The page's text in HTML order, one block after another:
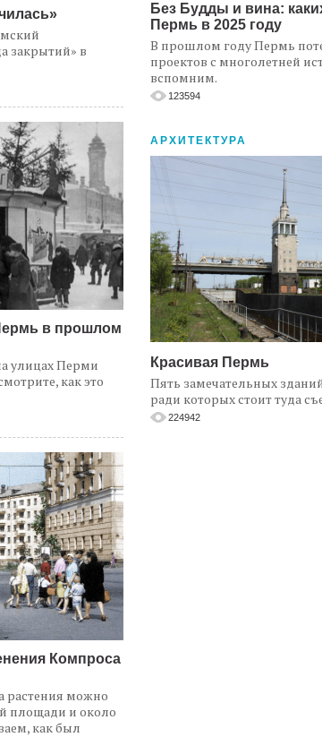
закрытий» в
в прошлом
улицах Перми
как это
Компроса
растения можно
площади и около
как был
Без Будды и вина:
Пермь в 2025 году
В прошлом году Пермь
проектов с многолетней
вспомним.
123594
АРХИТЕКТУРА
Красивая Пермь
Пять замечательных
ради которых стоит туда
224942